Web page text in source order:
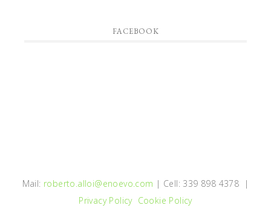
FACEBOOK
Mail: roberto.alloi@enoevo.com | Cell: 339 898 4378 |
Privacy Policy Cookie Policy